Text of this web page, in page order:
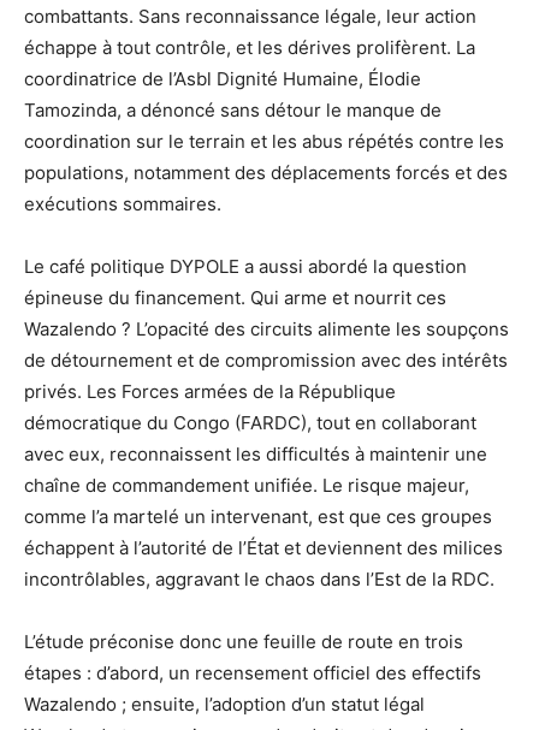
combattants. Sans reconnaissance légale, leur action
échappe à tout contrôle, et les dérives prolifèrent. La
coordinatrice de l’Asbl Dignité Humaine, Élodie
Tamozinda, a dénoncé sans détour le manque de
coordination sur le terrain et les abus répétés contre les
populations, notamment des déplacements forcés et des
exécutions sommaires.
Le café politique DYPOLE a aussi abordé la question
épineuse du financement. Qui arme et nourrit ces
Wazalendo ? L’opacité des circuits alimente les soupçons
de détournement et de compromission avec des intérêts
privés. Les Forces armées de la République
démocratique du Congo (FARDC), tout en collaborant
avec eux, reconnaissent les difficultés à maintenir une
chaîne de commandement unifiée. Le risque majeur,
comme l’a martelé un intervenant, est que ces groupes
échappent à l’autorité de l’État et deviennent des milices
incontrôlables, aggravant le chaos dans l’Est de la RDC.
L’étude préconise donc une feuille de route en trois
étapes : d’abord, un recensement officiel des effectifs
Wazalendo ; ensuite, l’adoption d’un statut légal